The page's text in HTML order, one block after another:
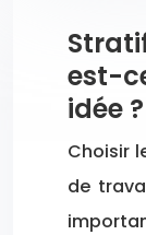
est-
idée ?
Choisir
de